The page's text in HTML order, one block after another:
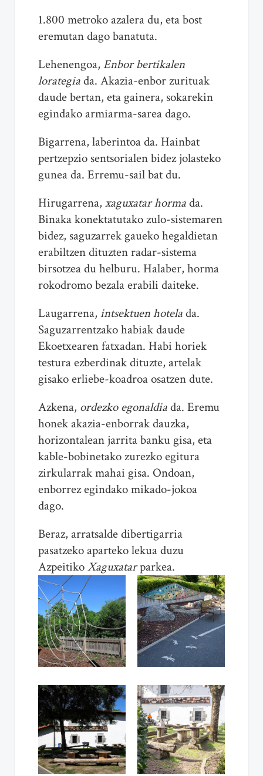
1.800 metroko azalera du, eta bost
eremutan dago banatuta.
Lehenengoa, Enbor bertikalen
lorategiada. Akazia-enbor zurituak
daude bertan, eta gainera, sokarekin
egindako armiarma-sarea dago.
Bigarrena, laberintoa da. Hainbat
pertzepzio sentsorialen bidez jolasteko
gunea da. Erremu-sail bat du.
Hirugarrena, xaguxatar hormada.
Binaka konektatutako zulo-sistemaren
bidez, saguzarrek gaueko hegaldietan
erabiltzen dituzten radar-sistema
birsotzea du helburu. Halaber, horma
rokodromo bezala erabili daiteke.
Laugarrena, intsektuen hotelada.
Saguzarrentzako habiak daude
Ekoetxearen fatxadan. Habi horiek
testura ezberdinak dituzte, artelak
gisako erliebe-koadroa osatzen dute.
Azkena, ordezko egonaldiada. Eremu
honek akazia-enborrak dauzka,
horizontalean jarrita banku gisa, eta
kable-bobinetako zurezko egitura
zirkularrak mahai gisa. Ondoan,
enborrez egindako mikado-jokoa
dago.
Beraz, arratsalde dibertigarria
pasatzeko aparteko lekua duzu
AzpeitikoXaguxatarparkea.